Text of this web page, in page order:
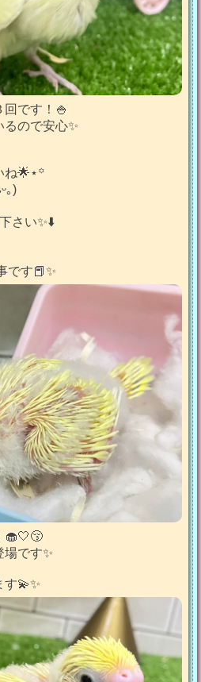
です！🍚
ので安心✨
ね🌟⋆꙳
｡)
さい✨⬇️
です📕✨
🧁🤍😚
です✨️
💫✨